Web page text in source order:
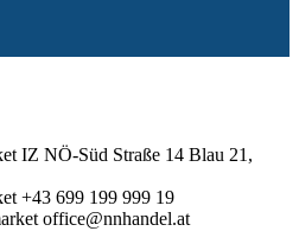
IZ NÖ-Süd Straße 14 Blau 21,
+43 699 199 999 19
office@nnhandel.at